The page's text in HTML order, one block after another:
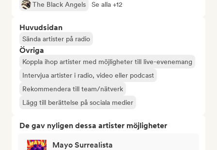
The Black Angels
Se alla +12
Huvudsidan
Sända artister på radio
Övriga
Koppla ihop artister med möjligheter till live-evenemang
Intervjua artister i radio, video eller podcast
Rekommendera till team/nätverk
Lägg till berättelse på sociala medier
De gav nyligen dessa artister möjligheter
Mayo Surrealista